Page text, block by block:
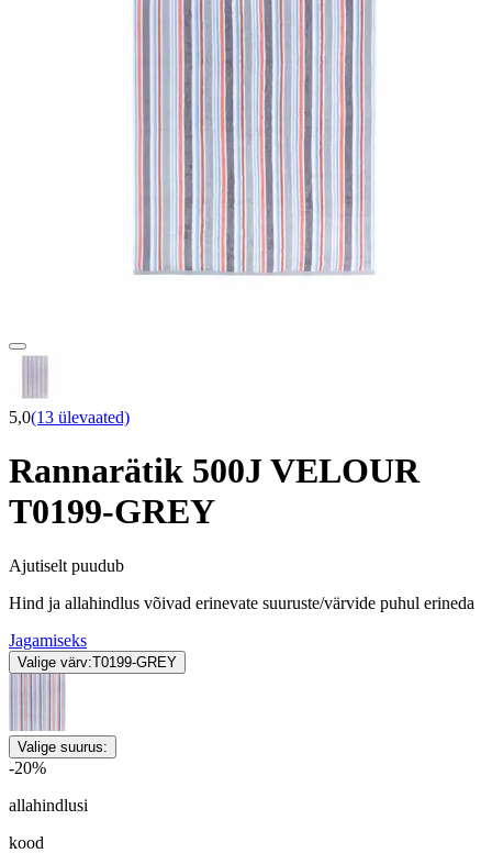
5,0(13 ülevaated)
Rannarätik 500J VELOUR
T0199-GREY
Ajutiselt puudub
Hind ja allahindlus võivad erinevate suuruste/värvide puhul erineda
Jagamiseks
Valige värv:T0199-GREY
Valige suurus:
-20%
allahindlusi
kood